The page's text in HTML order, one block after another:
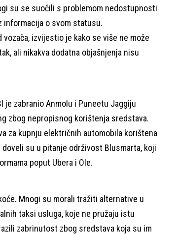
su se suočili s problemom nedostupnosti
informacija o svom statusu.
izvijestio je kako se više ne može
ali nikakva dodatna objašnjenja nisu
je zabranio Anmolu i Puneetu Jaggiju
zbog nepropisnog korištenja sredstava.
za kupnju električnih automobila korištena
su u pitanje održivost Blusmarta, koji
poput Ubera i Ole.
Mnogi su morali tražiti alternative u
taksi usluga, koje ne pružaju istu
zabrinutost zbog sredstava koja su im